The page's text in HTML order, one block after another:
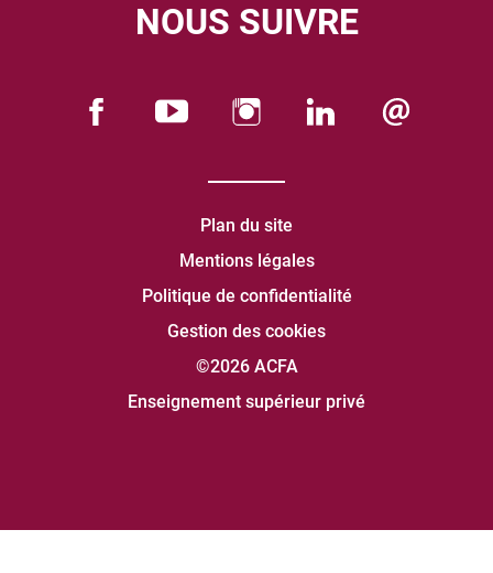
NOUS SUIVRE
Plan du site
Mentions légales
Politique de confidentialité
Gestion des cookies
©2026 ACFA
Enseignement supérieur privé